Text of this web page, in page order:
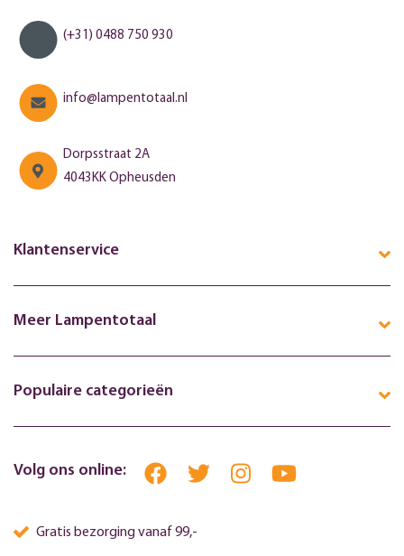
(+31) 0488 750 930
info@lampentotaal.nl
Dorpsstraat 2A
4043KK Opheusden
Klantenservice
Meer Lampentotaal
Populaire categorieën
Volg ons online:
Gratis bezorging vanaf 99,-